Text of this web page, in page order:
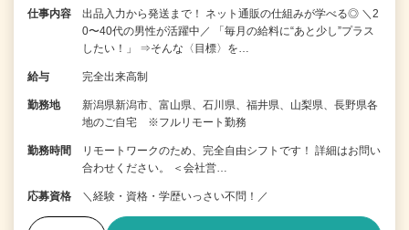
仕事内容
出品入力から発送まで！ ネット通販の仕組みが学べる◎ ＼2
0〜40代の男性が活躍中／ 「毎月の給料に“あと少し”プラス
したい！」 ⇒そんな〈目標〉を…
給与 完全出来高制
勤務地
新潟県新潟市、富山県、石川県、福井県、山梨県、長野県各
地のご自宅 ※フルリモート勤務
勤務時間
リモートワークのため、完全自由シフトです！ 詳細はお問い
合わせください。 ＜会社営…
応募資格 ＼経験・資格・学歴いっさい不問！／